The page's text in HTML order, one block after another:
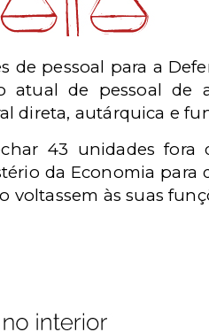
de pessoal para a
de pessoal de
direta, autárquica e
43 unidades fora
da Economia para
voltassem às suas